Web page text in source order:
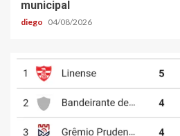
municipal
diego 04/08/2026